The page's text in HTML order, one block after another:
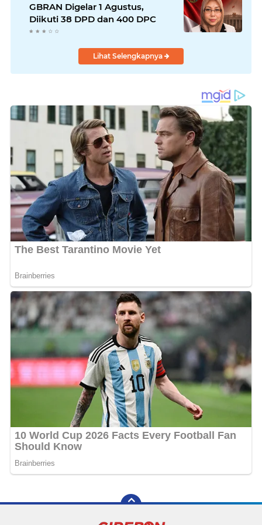
GBRAN Digelar 1 Agustus,
Diikuti 38 DPD dan 400 DPC
Lihat Selengkapnya